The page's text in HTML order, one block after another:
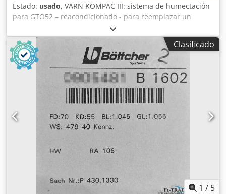
Estado: usado, VARN KOMPAC III: sistema de humectación
para GTO52 – reacondicionado - para reemplazar un
sistema de humectación VARN defectuoso - para la
modernización de un sistema de humectación
convencional; piezas de adaptación disponibles Se ofrecen
2 unidades: 1 unidad: totalmente reacondicionada 1
unidad: aún no reacondicionada VARN Kompac mejora el
rendimiento de su máquina de impresión elimina los
problemas de impresión en sistemas de humectación
convencionales y con alcohol Dodpfsztfkrex Af Hokr
aumenta la calidad de la impresión, produce puntos más
nítidos y colores más claros sin la necesidad de utilizar
alcohol isopropílico. Póngase en contacto con nosotros
para determinar sus necesidades.
Clasificado
1 / 5